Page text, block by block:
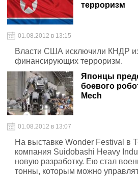
терроризм
01.08.2012 в 13:15
Власти США исключили КНДР из
финансирующих терроризм.
Японцы
боевого
Mech
01.08.2012 в 13:07
На выставке Wonder Festival в
компания Suidobashi Heavy
новую разработку. Ею стал
тонны, которым можно